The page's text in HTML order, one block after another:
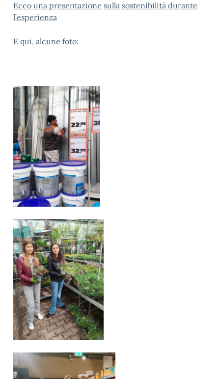
Ecco una presentazione sulla sostenibilità durante
l’esperienza
E qui, alcune foto: